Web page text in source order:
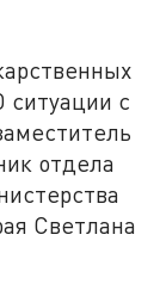
ситуации с
отдела
Светлана